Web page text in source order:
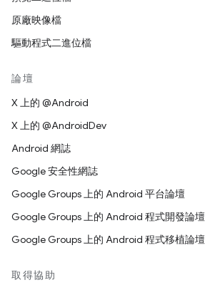
原廠映像檔
驅動程式二進位檔
論壇
X 上的 @Android
X 上的 @AndroidDev
Android 網誌
Google 安全性網誌
Google Groups 上的 Android 平台論壇
Google Groups 上的 Android 程式開發論壇
Google Groups 上的 Android 程式移植論壇
取得協助